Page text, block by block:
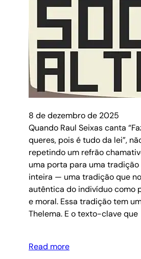
8 de dezembro de 2025
Quando Raul Seixas canta
queres, pois é tudo da lei”,
repetindo um refrão
uma porta para uma
inteira — uma tradição que
autêntica do indivíduo como
e moral. Essa tradição tem
Thelema. E o texto-clave que
Read more